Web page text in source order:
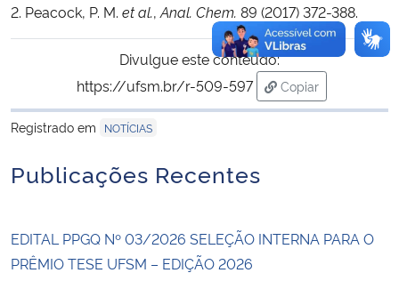
2. Peacock, P. M. et al., Anal. Chem. 89 (2017) 372-388.
Divulgue este conteúdo:
https://ufsm.br/r-509-597
Copiar
para área de
Registrado em
NOTÍCIAS
Publicações Recentes
EDITAL PPGQ Nº 03/2026 SELEÇÃO INTERNA PARA O
PRÊMIO TESE UFSM – EDIÇÃO 2026